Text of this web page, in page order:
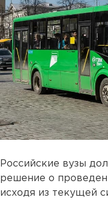
Российские вузы
решение о
исходя из текущей